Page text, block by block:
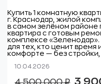
Купить 1 комнатную
г. Краснодар, жилой
в самом зелёном районе
квартира с готовым
комплексе
для тех, кто ценит время
комфорте — без
10.04.2026
4 500 000₽ 3